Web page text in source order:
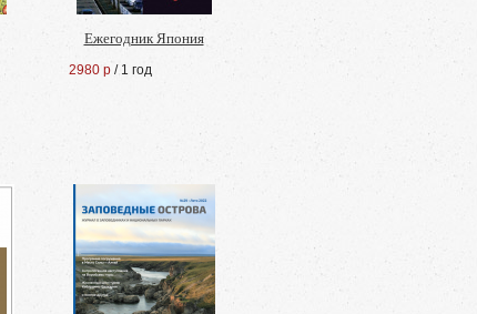
Ежегодник Япония
2980 р / 1 год